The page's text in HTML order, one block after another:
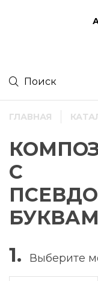
ГЛАВНАЯ
С
1. Выберите